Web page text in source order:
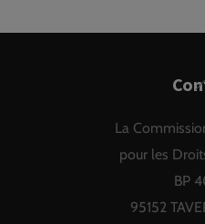
La
pour les
BP
95152